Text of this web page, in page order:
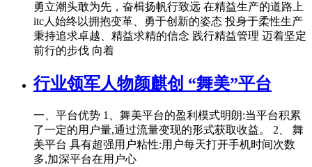
勇立潮头敢为先，奋楫扬帆行致远 在精益生产的道路上
itc人始终以拥抱变革、勇于创新的姿态 投身于柔性生产
秉持追求卓越、精益求精的信念 践行精益管理 迈着坚定
前行的步伐 向着
行业领军人物颜麒创 “舞美”平台
一、平台优势 1、舞美平台的盈利模式明朗:当平台积累
了一定的用户量,通过流量变现的形式获取收益。 2、 舞
美平台 具有超强用户粘性:用户每天打开手机时间次数
多,加深平台在用户心